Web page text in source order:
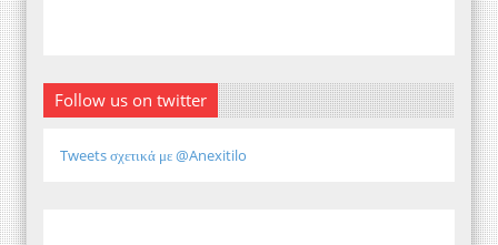
Follow us on twitter
Tweets σχετικά με @Anexitilo